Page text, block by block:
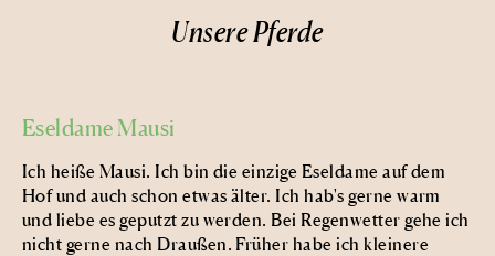
Unsere Pferde
Eseldame Mausi
Ich heiße Mausi. Ich bin die einzige Eseldame auf dem
Hof und auch schon etwas älter. Ich hab's gerne warm
und liebe es geputzt zu werden. Bei Regenwetter gehe ich
nicht gerne nach Draußen. Früher habe ich kleinere